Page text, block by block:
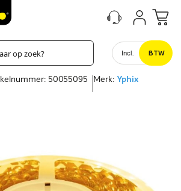
Incl. BTW
50055095 Merk: Yphix